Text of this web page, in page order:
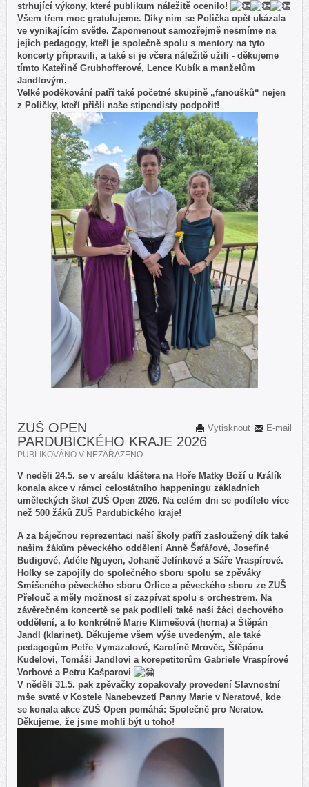
strhující výkony, které publikum náležitě ocenilo!
Všem třem moc gratulujeme. Díky nim se Polička opět ukázala
ve vynikajícím světle. Zapomenout samozřejmě nesmíme na
jejich pedagogy, kteří je společně spolu s mentory na tyto
koncerty připravili, a také si je včera náležitě užili - děkujeme
tímto Kateřině Grubhofferové, Lence Kubík a manželům
Jandlovým.
Velké poděkování patří také početné skupině „fanoušků“ nejen
z Poličky, kteří přišli naše stipendisty podpořit!
E-mail
Vytisknout
ZUŠ OPEN
PARDUBICKÉHO KRAJE 2026
PUBLIKOVÁNO V NEZAŘAZENO
V neděli 24.5. se v areálu kláštera na Hoře Matky Boží u Králík
konala akce v rámci celostátního happeningu základních
uměleckých škol ZUŠ Open 2026. Na celém dni se podílelo více
než 500 žáků ZUŠ Pardubického kraje!
A za báječnou reprezentaci naší školy patří zasloužený dík také
našim žákům pěveckého oddělení Anně Šafářové, Josefíně
Budigové, Adéle Nguyen, Johaně Jelínkové a Sáře Vraspírové.
Holky se zapojily do společného sboru spolu se zpěváky
Smíšeného pěveckého sboru Orlice a pěveckého sboru ze ZUŠ
Přelouč a měly možnost si zazpívat spolu s orchestrem. Na
závěrečném koncertě se pak podíleli také naši žáci dechového
oddělení, a to konkrétně Marie Klimešová (horna) a Štěpán
Jandl (klarinet). Děkujeme všem výše uvedeným, ale také
pedagogům Petře Vymazalové, Karolíně Mrověc, Štěpánu
Kudelovi, Tomáši Jandlovi a korepetitorům Gabriele Vraspírové
Vorbové a Petru Kašparovi
V něděli 31.5. pak zpěvačky zopakovaly provedení Slavnostní
mše svaté v Kostele Nanebevzetí Panny Marie v Neratově, kde
se konala akce ZUŠ Open pomáhá: Společně pro Neratov.
Děkujeme, že jsme mohli být u toho!